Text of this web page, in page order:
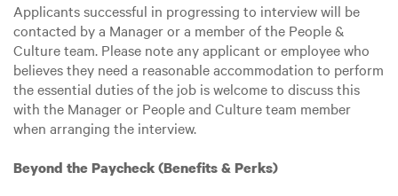
Applicants successful in progressing to interview will be
contacted by a Manager or a member of the People &
Culture team. Please note any applicant or employee who
believes they need a reasonable accommodation to perform
the essential duties of the job is welcome to discuss this
with the Manager or People and Culture team member
when arranging the interview.
Beyond the Paycheck (Benefits & Perks)